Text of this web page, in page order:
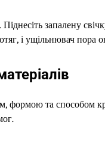
запалену
і ущільнювач пора
формою та способом